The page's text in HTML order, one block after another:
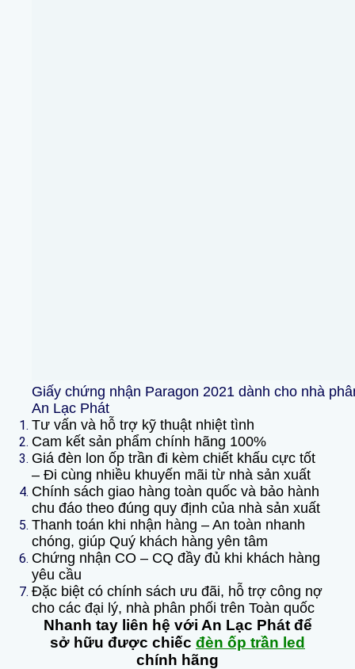
Giấy chứng nhận Paragon 2021 dành cho nhà
An Lạc Phát
Tư vấn và hỗ trợ kỹ thuật nhiệt tình
Cam kết sản phẩm chính hãng 100%
Giá đèn lon ốp trần đi kèm chiết khấu cực tốt
– Đi cùng nhiều khuyến mãi từ nhà sản xuất
Chính sách giao hàng toàn quốc và bảo hành
chu đáo theo đúng quy định của nhà sản xuất
Thanh toán khi nhận hàng – An toàn nhanh
chóng, giúp Quý khách hàng yên tâm
Chứng nhận CO – CQ đầy đủ khi khách hàng
yêu cầu
Đặc biệt có chính sách ưu đãi, hỗ trợ công nợ
cho các đại lý, nhà phân phối trên Toàn quốc
Nhanh tay liên hệ với An Lạc Phát để
sở hữu được chiếc đèn ốp trần led
chính hãng